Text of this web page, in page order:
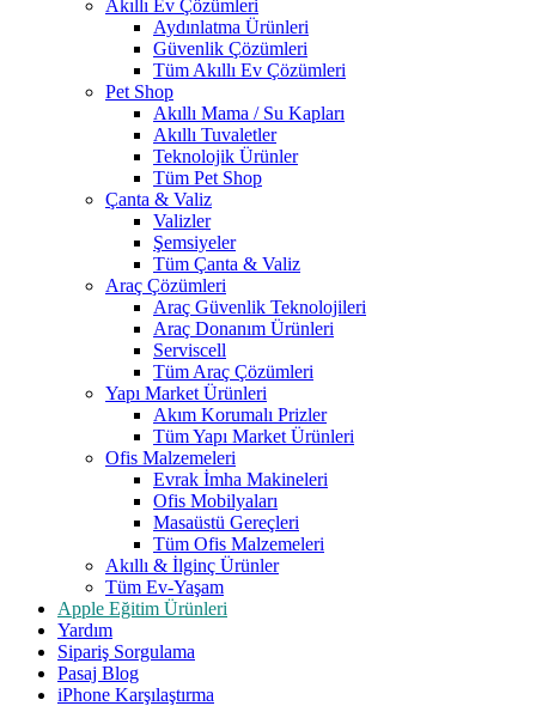
Akıllı Ev Çözümleri
Aydınlatma Ürünleri
Güvenlik Çözümleri
Tüm Akıllı Ev Çözümleri
Pet Shop
Akıllı Mama / Su Kapları
Akıllı Tuvaletler
Teknolojik Ürünler
Tüm Pet Shop
Çanta & Valiz
Valizler
Şemsiyeler
Tüm Çanta & Valiz
Araç Çözümleri
Araç Güvenlik Teknolojileri
Araç Donanım Ürünleri
Serviscell
Tüm Araç Çözümleri
Yapı Market Ürünleri
Akım Korumalı Prizler
Tüm Yapı Market Ürünleri
Ofis Malzemeleri
Evrak İmha Makineleri
Ofis Mobilyaları
Masaüstü Gereçleri
Tüm Ofis Malzemeleri
Akıllı & İlginç Ürünler
Tüm Ev-Yaşam
Apple Eğitim Ürünleri
Yardım
Sipariş Sorgulama
Pasaj Blog
iPhone Karşılaştırma